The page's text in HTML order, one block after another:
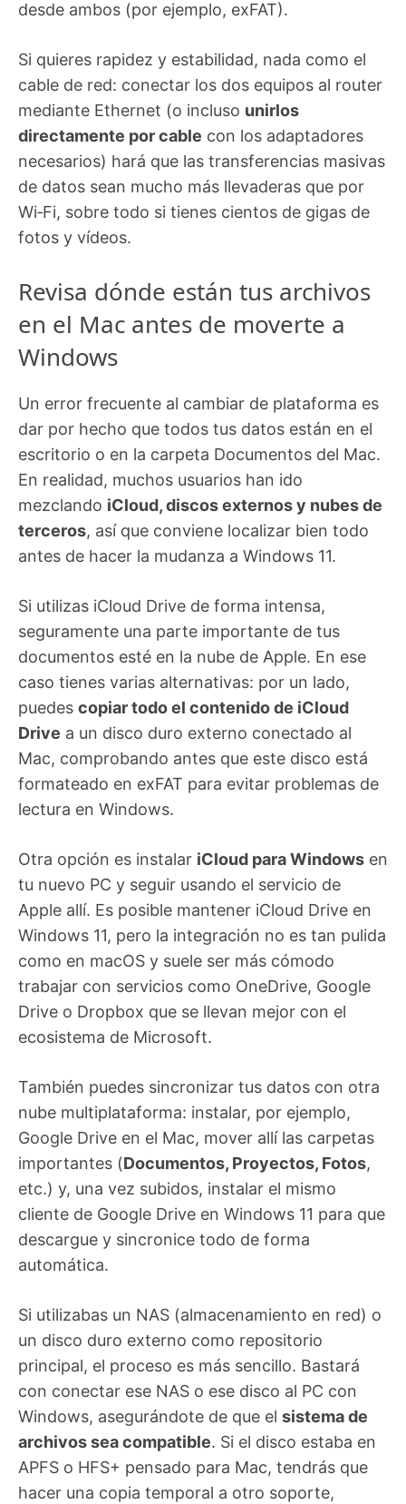
desde ambos (por ejemplo, exFAT).
Si quieres rapidez y estabilidad, nada como el
cable de red: conectar los dos equipos al router
mediante Ethernet (o incluso unirlos
directamente por cable con los adaptadores
necesarios) hará que las transferencias masivas
de datos sean mucho más llevaderas que por
Wi‑Fi, sobre todo si tienes cientos de gigas de
fotos y vídeos.
Revisa dónde están tus archivos
en el Mac antes de moverte a
Windows
Un error frecuente al cambiar de plataforma es
dar por hecho que todos tus datos están en el
escritorio o en la carpeta Documentos del Mac.
En realidad, muchos usuarios han ido
mezclando iCloud, discos externos y nubes de
terceros, así que conviene localizar bien todo
antes de hacer la mudanza a Windows 11.
Si utilizas iCloud Drive de forma intensa,
seguramente una parte importante de tus
documentos esté en la nube de Apple. En ese
caso tienes varias alternativas: por un lado,
puedes copiar todo el contenido de iCloud
Drive a un disco duro externo conectado al
Mac, comprobando antes que este disco está
formateado en exFAT para evitar problemas de
lectura en Windows.
Otra opción es instalar iCloud para Windows en
tu nuevo PC y seguir usando el servicio de
Apple allí. Es posible mantener iCloud Drive en
Windows 11, pero la integración no es tan pulida
como en macOS y suele ser más cómodo
trabajar con servicios como OneDrive, Google
Drive o Dropbox que se llevan mejor con el
ecosistema de Microsoft.
También puedes sincronizar tus datos con otra
nube multiplataforma: instalar, por ejemplo,
Google Drive en el Mac, mover allí las carpetas
importantes (Documentos, Proyectos, Fotos,
etc.) y, una vez subidos, instalar el mismo
cliente de Google Drive en Windows 11 para que
descargue y sincronice todo de forma
automática.
Si utilizabas un NAS (almacenamiento en red) o
un disco duro externo como repositorio
principal, el proceso es más sencillo. Bastará
con conectar ese NAS o ese disco al PC con
Windows, asegurándote de que el sistema de
archivos sea compatible. Si el disco estaba en
APFS o HFS+ pensado para Mac, tendrás que
hacer una copia temporal a otro soporte,